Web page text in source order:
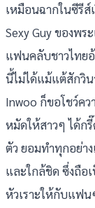
เหมือนฉากในซีรีส์
Sexy Guy ของพร
แฟนคลับชาวไทย
นี้ไม่ได้แม้แต้สักวิน
Inwoo ก็ขอโชว์ค
หมัดให้สาวๆ ได้ก
ตัว ยอมทำทุกอย่า
และใกล้ชิด ซึ่งถือ
หัวเราะให้กับแฟ